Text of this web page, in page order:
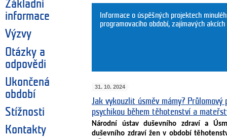
Základní
informace
Výzvy
Otázky a
odpovědi
Ukončená
období
Stížnosti
Kontakty
Informace o úspěšných projektech
programovacího období, zajímavých
31. 10. 2024
Jak vykouzlit úsměv mámy?
psychikou během těhotenství a
Národní ústav duševního zdraví a
duševního zdraví žen v období